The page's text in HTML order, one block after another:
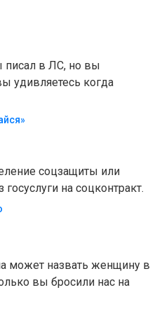
в ЛС, но вы
удивляетесь когда
соцзащиты или
на соцконтракт.
может назвать женщину в
вы бросили нас на